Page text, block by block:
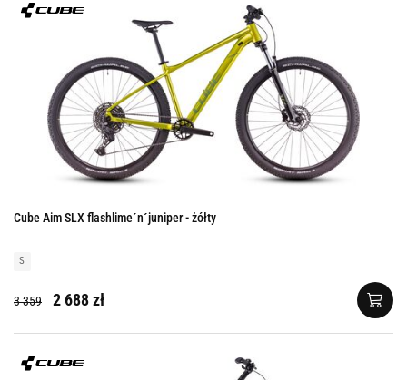
Cube Aim SLX flashlime´n´juniper - żółty
S
3 359 2 688 zł